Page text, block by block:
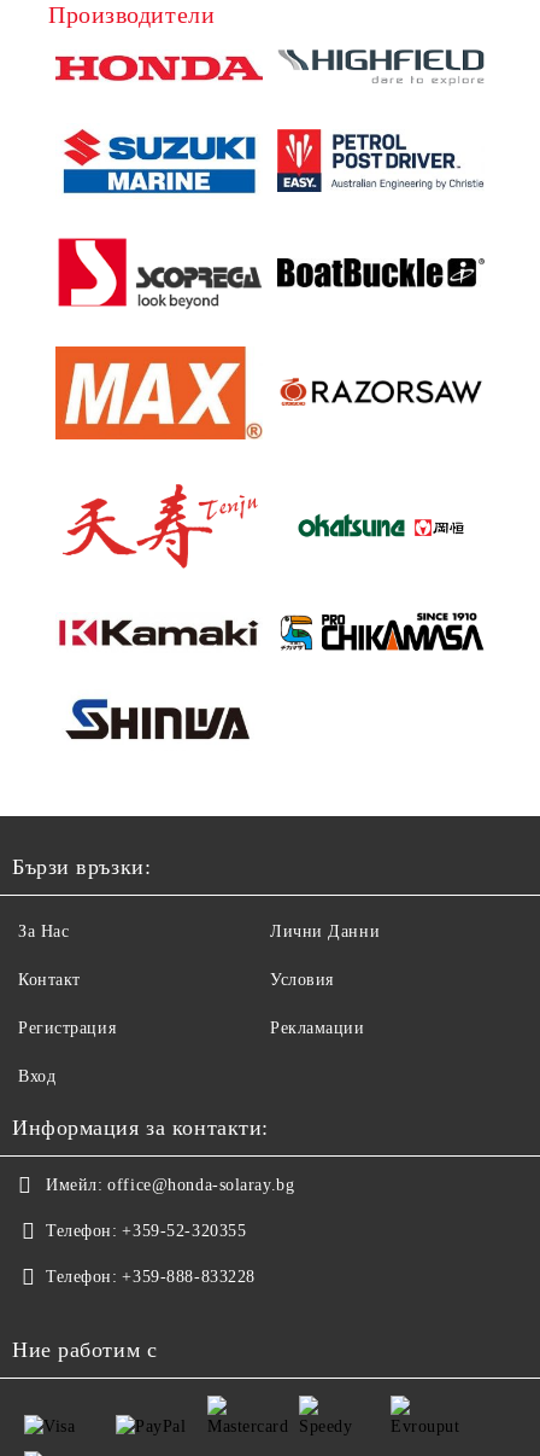
Производители
Бързи връзки:
За Нас
Контакт
Регистрация
Вход
Лични Данни
Условия
Рекламации
Информация за контакти:
Имейл: office@honda-solaray.bg
Телефон: +359-52-320355
Телефон: +359-888-833228
Ние работим с